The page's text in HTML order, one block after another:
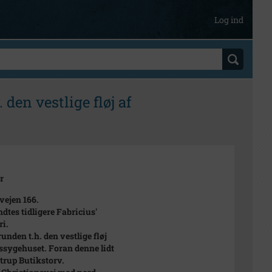
Log ind
den vestlige fløj af
166.
tidligere Fabricius'
t.h. den vestlige fløj
Foran denne lidt
Butikstorv.